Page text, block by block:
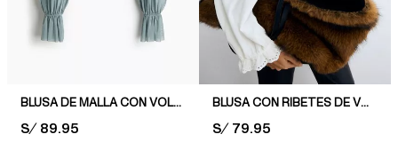
BLUSA DE MALLA CON VOLANTES
PRICE:
S/ 89.95
BLUSA CON RIBETES DE VOLANTE
PRICE:
S/ 79.95